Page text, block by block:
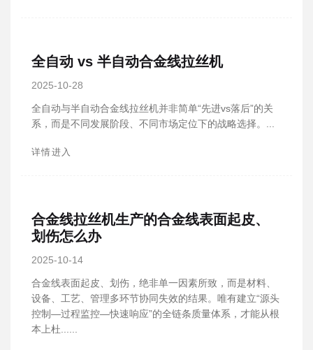
全自动 vs 半自动合金线拉丝机
2025-10-28
全自动与半自动合金线拉丝机并非简单“先进vs落后”的关
系，而是不同发展阶段、不同市场定位下的战略选择。...
详情进入
合金线拉丝机生产的合金线表面起皮、
划伤怎么办
2025-10-14
合金线表面起皮、划伤，绝非单一因素所致，而是材料、
设备、工艺、管理多环节协同失效的结果。唯有建立“源头
控制—过程监控—快速响应”的全链条质量体系，才能从根
本上杜......